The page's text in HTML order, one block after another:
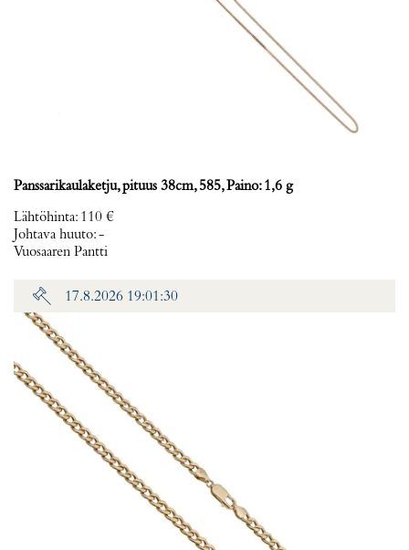
Panssarikaulaketju, pituus 38cm, 585, Paino: 1,6 g
Lähtöhinta: 110 €
Johtava huuto:-
Vuosaaren Pantti
17.8.2026 19:01:30